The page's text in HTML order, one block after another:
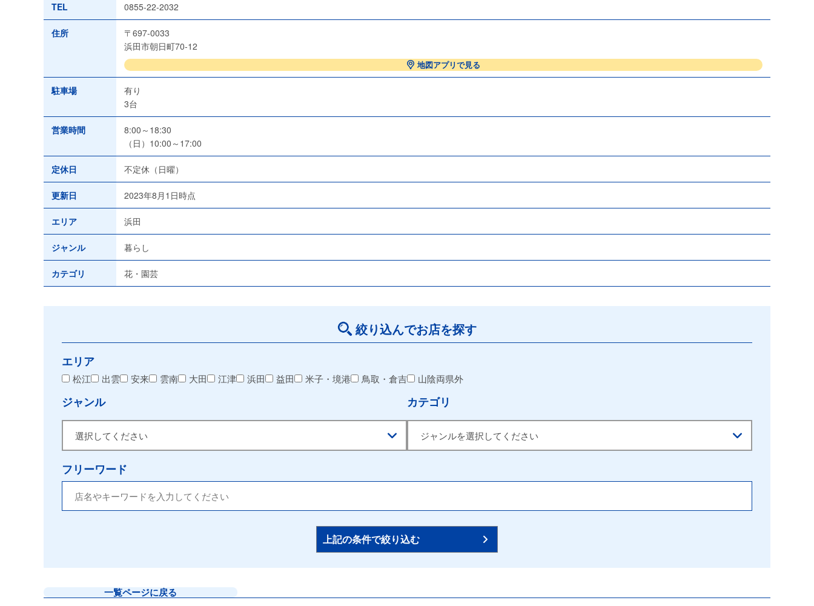
TEL 0855-22-2032
住所
〒697-0033
浜田市朝日町70-12
地図アプリで見る
駐車場
有り
3台
営業時間
8:00～18:30
（日）10:00～17:00
定休日 不定休（日曜）
更新日 2023年8月1日時点
エリア 浜田
ジャンル 暮らし
カテゴリ 花・園芸
絞り込んでお店を探す
エリア
松江 出雲 安来 雲南 大田 江津 浜田 益田 米子・境港 鳥取・倉吉 山陰両県外
ジャンル カテゴリ
フリーワード
上記の条件で絞り込む
一覧ページに戻る